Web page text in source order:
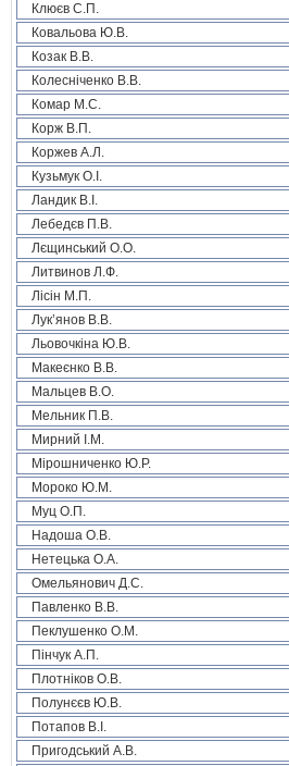
Клюєв С.П.
Ковальова Ю.В.
Козак В.В.
Колесніченко В.В.
Комар М.С.
Корж В.П.
Коржев А.Л.
Кузьмук О.І.
Ландик В.І.
Лебедєв П.В.
Лєщинський О.О.
Литвинов Л.Ф.
Лісін М.П.
Лук’янов В.В.
Льовочкіна Ю.В.
Макеєнко В.В.
Мальцев В.О.
Мельник П.В.
Мирний І.М.
Мірошниченко Ю.Р.
Мороко Ю.М.
Муц О.П.
Надоша О.В.
Нетецька О.А.
Омельянович Д.С.
Павленко В.В.
Пеклушенко О.М.
Пінчук А.П.
Плотніков О.В.
Полунєєв Ю.В.
Потапов В.І.
Пригодський А.В.